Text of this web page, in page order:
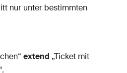
nur unter bestimmten
extend „Ticket mit